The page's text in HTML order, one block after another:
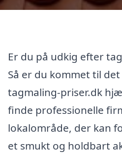
Er du på udkig efter
Så er du kommet til
tagmaling-priser.dk
finde professionelle
lokalområde, der kan
et smukt og holdbart